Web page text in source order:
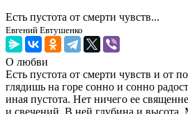
Есть пустота от смерти чувств...
Евгений Евтушенко
О любви
Есть пустота от смерти чувств и от
глядишь на горе сонно и сонно
иная пустота. Нет ничего ее
и свечений. В ней глубина и высота.